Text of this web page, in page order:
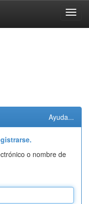
Ayuda...
o nombre de